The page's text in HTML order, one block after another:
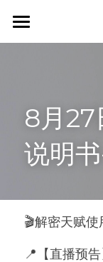
首页
服务内容
商业活动讯息
台湾全球天
天赋研究咨
8月27
说明
🎬解密天赋
📍【直播预